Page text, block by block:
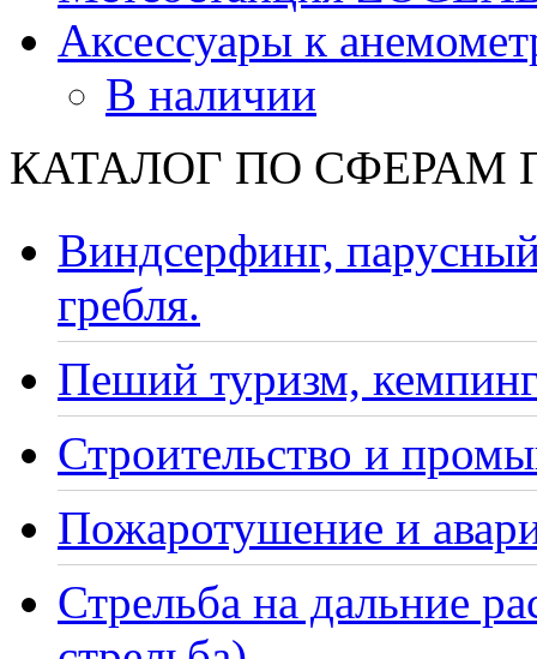
Аксессуары к
В наличии
КАТАЛОГ ПО СФЕРАМ
Виндсерфинг,
гребля.
Пеший туризм,
Строительство и
Пожаротушение и
Стрельба на дальние